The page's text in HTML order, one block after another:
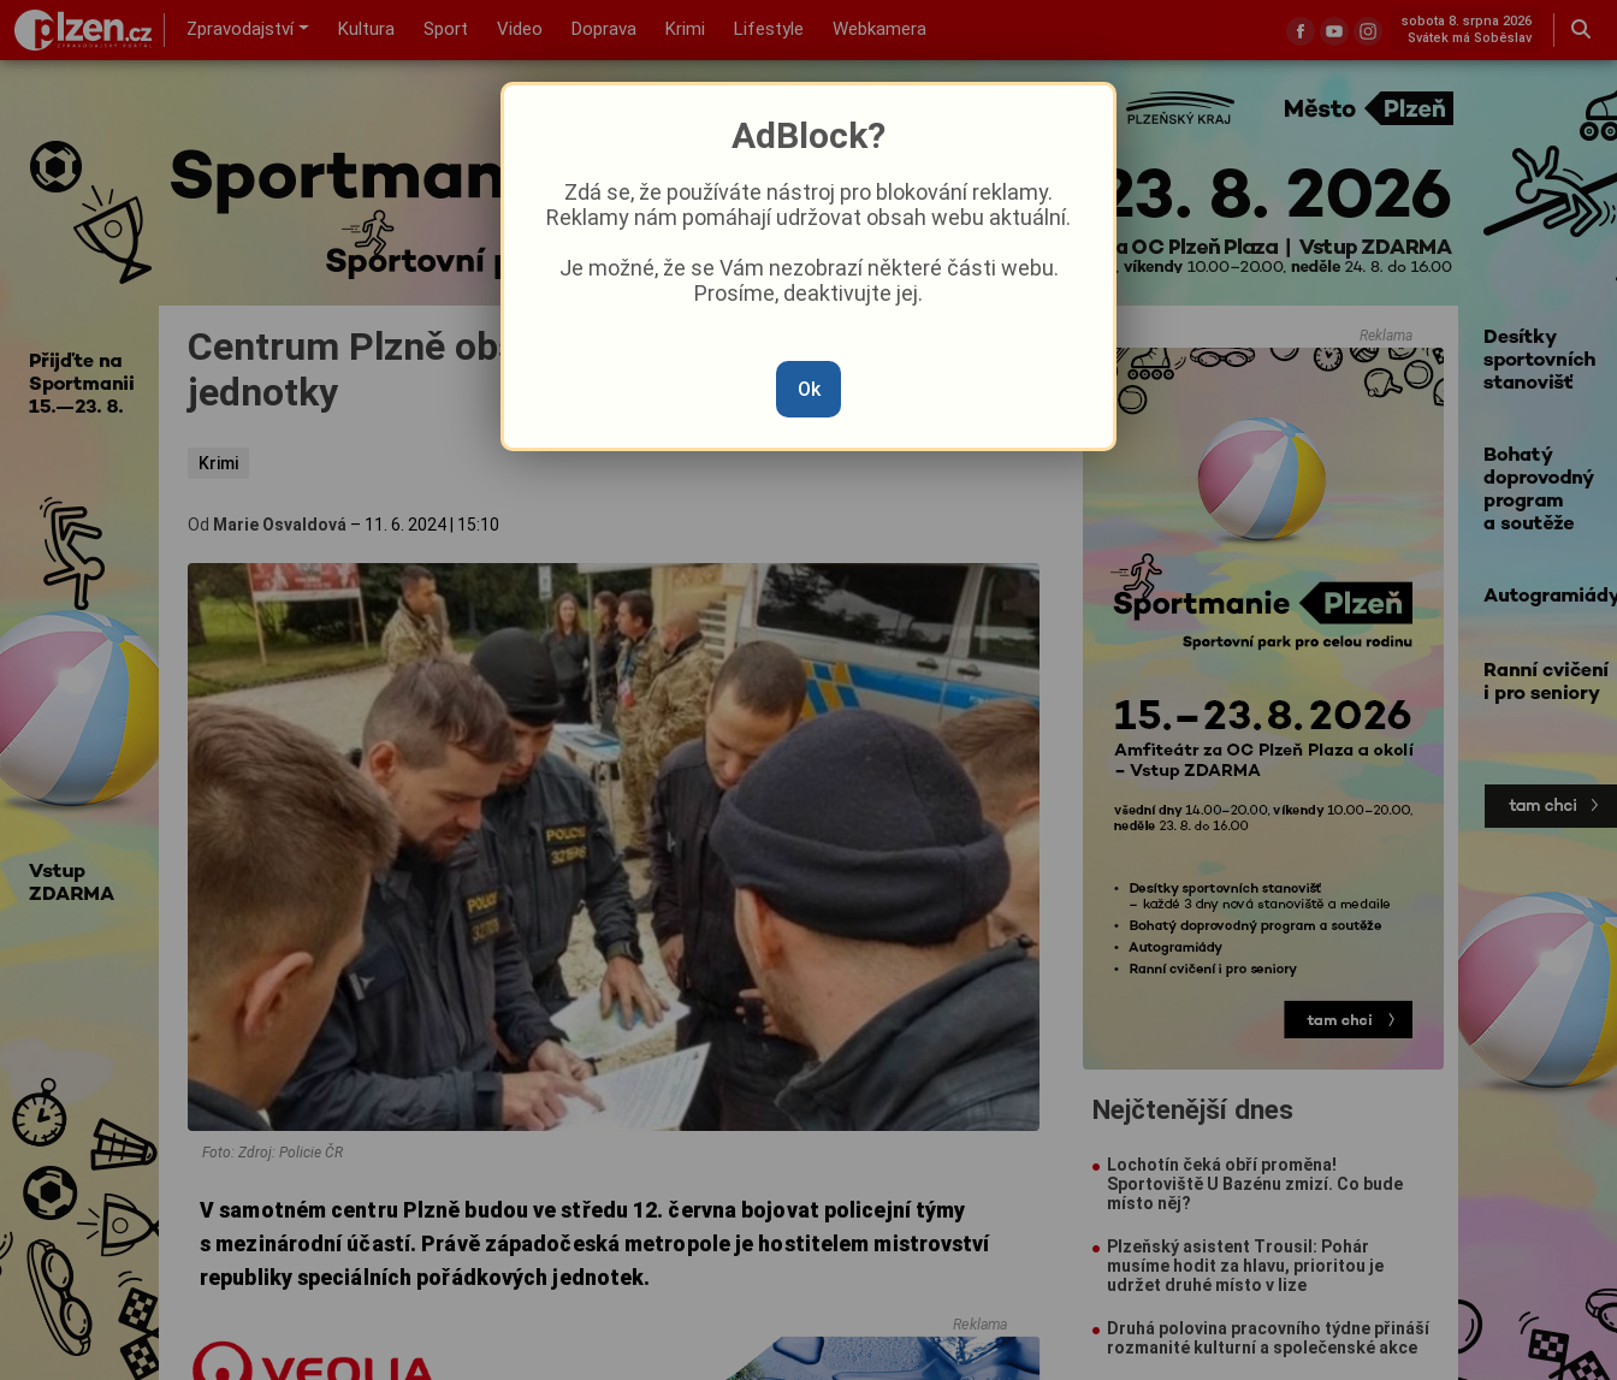
Zpravodajství Kultura Sport Video Doprava Krimi Lifestyle Webkamera
sobota 8. srpna 2026
Svátek má Soběslav
Centrum Plzně obsadí policisté z pořádkové
jednotky
Krimi
Od Marie Osvaldová – 11. 6. 2024 15:10
Foto: Zdroj: Policie ČR
V samotném centru Plzně budou ve středu 12. června bojovat policejní týmy
s mezinárodní účastí. Právě západočeská metropole je hostitelem mistrovství
republiky speciálních pořádkových jednotek.
Reklama
Reklama
Nejčtenější dnes
Lochotín čeká obří proměna!
Sportoviště U Bazénu zmizí. Co bude
místo něj?
Plzeňský asistent Trousil: Pohár
musíme hodit za hlavu, prioritou je
udržet druhé místo v lize
Druhá polovina pracovního týdne přináší
rozmanité kulturní a společenské akce
AdBlock?
Zdá se, že používáte nástroj pro blokování reklamy.
Reklamy nám pomáhají udržovat obsah webu aktuální.
Je možné, že se Vám nezobrazí některé části webu.
Prosíme, deaktivujte jej.
Ok